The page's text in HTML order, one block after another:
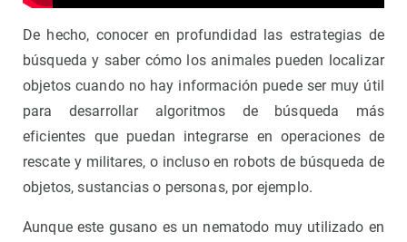
De hecho, conocer en profundidad las estrategias de
búsqueda y saber cómo los animales pueden localizar
objetos cuando no hay información puede ser muy útil
para desarrollar algoritmos de búsqueda más
eficientes que puedan integrarse en operaciones de
rescate y militares, o incluso en robots de búsqueda de
objetos, sustancias o personas, por ejemplo.
Aunque este gusano es un nematodo muy utilizado en